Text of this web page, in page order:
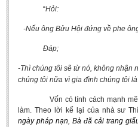
“Hỏi:
-Nếu ông Bửu Hội đứng về phe
Đáp;
-Thì chúng tôi sẽ từ nó, không nhận
chúng tôi nữa vì gia đình chúng tôi
Vốn có tính cách mạnh mẽ,
làm. Theo lời kể lại của nhà sư
ngày pháp nạn, Bà đã cải trang